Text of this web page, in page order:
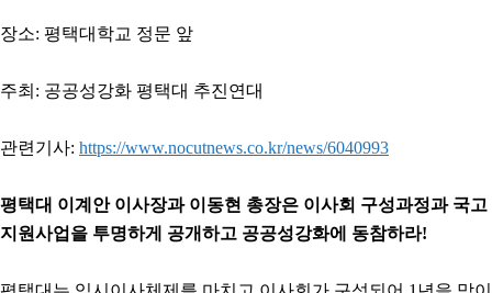
장소: 평택대학교 정문 앞
주최: 공공성강화 평택대 추진연대
관련기사: https://www.nocutnews.co.kr/news/6040993
평택대 이계안 이사장과 이동현 총장은 이사회 구성과정과 국고
지원사업을 투명하게 공개하고 공공성강화에 동참하라!